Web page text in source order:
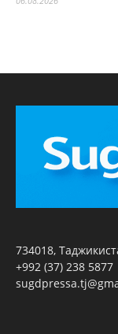
734018,
+992 (37) 238 5877